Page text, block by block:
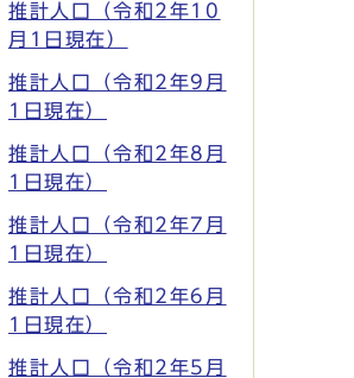
推計人口（令和2年10
月1日現在）
推計人口（令和2年9月
1日現在）
推計人口（令和2年8月
1日現在）
推計人口（令和2年7月
1日現在）
推計人口（令和2年6月
1日現在）
推計人口（令和2年5月